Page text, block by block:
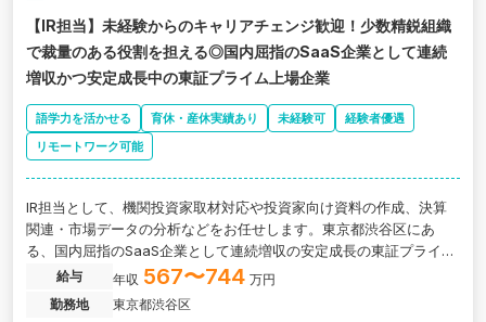
【IR担当】未経験からのキャリアチェンジ歓迎！少数精鋭組織
で裁量のある役割を担える◎国内屈指のSaaS企業として連続
増収かつ安定成長中の東証プライム上場企業
語学力を活かせる 育休・産休実績あり 未経験可
経験者優遇
リモートワーク可能
IR担当として、機関投資家取材対応や投資家向け資料の作成、決算
関連・市場データの分析などをお任せします。東京都渋谷区にあ
る、国内屈指のSaaS企業として連続増収の安定成長の東証プライム
上場企業の求人です。
給与 年収 567〜744 万円
勤務地
東京都渋谷区